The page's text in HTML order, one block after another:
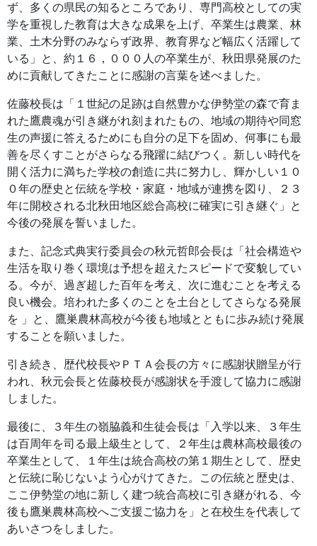
ず、多くの県民の知るところであり、専門高校としての実
学を重視した教育は大きな成果を上げ、卒業生は農業、林
業、土木分野のみならず政界、教育界など幅広く活躍して
いる」と、約１６，０００人の卒業生が、秋田県発展のた
めに貢献してきたことに感謝の言葉を述べました。
佐藤校長は「１世紀の足跡は自然豊かな伊勢堂の森で育ま
れた鷹農魂が引き継がれ刻まれたもの、地域の期待や同窓
生の声援に答えるためにも自分の足下を固め、何事にも最
善を尽くすことがさらなる飛躍に結びつく。新しい時代を
開く活力に満ちた学校の創造に共に努力し、輝かしい１０
０年の歴史と伝統を学校・家庭・地域が連携を図り、２３
年に開校される北秋田地区総合高校に確実に引き継ぐ」と
今後の発展を誓いました。
また、記念式典実行委員会の秋元哲郎会長は「社会構造や
生活を取り巻く環境は予想を超えたスピードで変貌してい
る。今が、過ぎ超した百年を考え、次に進むことを考える
良い機会。培われた多くのことを土台としてさらなる発展
を 」と、鷹巣農林高校が今後も地域とともに歩み続け発展
することを願いました。
引き続き、歴代校長やＰＴＡ会長の方々に感謝状贈呈が行
われ、秋元会長と佐藤校長が感謝状を手渡して協力に感謝
しました。
最後に、３年生の嶺脇義和生徒会長は「入学以来、３年生
は百周年を司る最上級生として、２年生は農林高校最後の
卒業生として、１年生は統合高校の第１期生として、歴史
と伝統に恥じないよう心がけてきた。この伝統と歴史は、
ここ伊勢堂の地に新しく建つ統合高校に引き継がれる、今
後も鷹巣農林高校へご支援ご協力を」と在校生を代表して
あいさつをしました。